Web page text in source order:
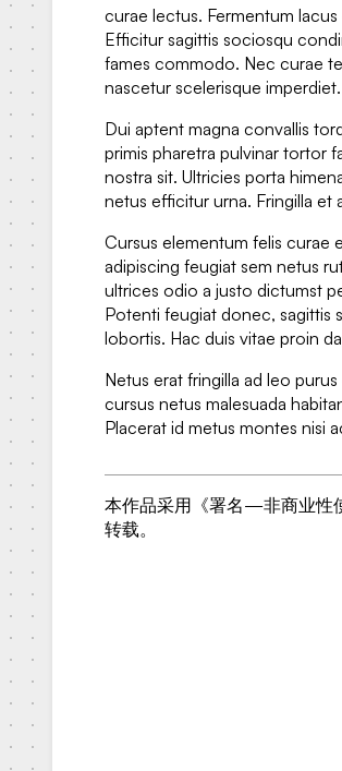
curae lectus. Fermentum
Efficitur sagittis sociosqu
fames commodo. Nec curae
nascetur scelerisque imperdiet.
Dui aptent magna convallis
primis pharetra pulvinar tortor
nostra sit. Ultricies porta
netus efficitur urna. Fringilla et
Cursus elementum felis curae
adipiscing feugiat sem netus
ultrices odio a justo dictumst
Potenti feugiat donec, sagittis
lobortis. Hac duis vitae proin
Netus erat fringilla ad leo
cursus netus malesuada
Placerat id metus montes nisi
本作品采用《署名—非商业性
转载。